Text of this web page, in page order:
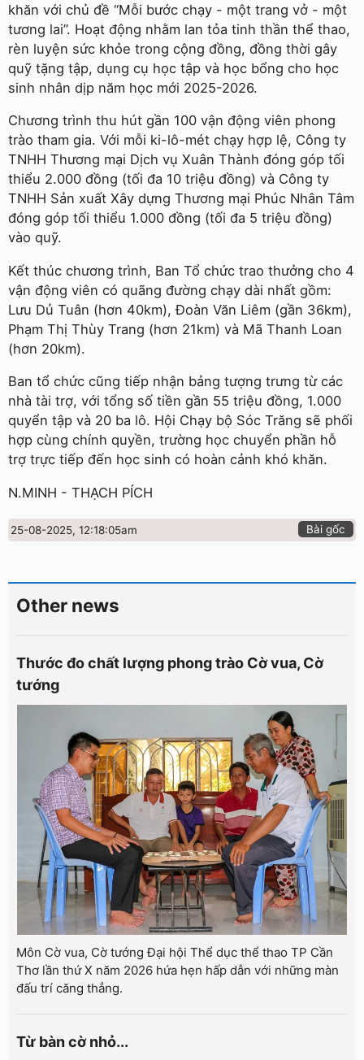
khăn với chủ đề “Mỗi bước chạy - một trang vở - một
tương lai”. Hoạt động nhằm lan tỏa tinh thần thể thao,
rèn luyện sức khỏe trong cộng đồng, đồng thời gây
quỹ tặng tập, dụng cụ học tập và học bổng cho học
sinh nhân dịp năm học mới 2025-2026.
Chương trình thu hút gần 100 vận động viên phong
trào tham gia. Với mỗi ki-lô-mét chạy hợp lệ, Công ty
TNHH Thương mại Dịch vụ Xuân Thành đóng góp tối
thiểu 2.000 đồng (tối đa 10 triệu đồng) và Công ty
TNHH Sản xuất Xây dựng Thương mại Phúc Nhân Tâm
đóng góp tối thiểu 1.000 đồng (tối đa 5 triệu đồng)
vào quỹ.
Kết thúc chương trình, Ban Tổ chức trao thưởng cho 4
vận động viên có quãng đường chạy dài nhất gồm:
Lưu Dủ Tuân (hơn 40km), Đoàn Văn Liêm (gần 36km),
Phạm Thị Thùy Trang (hơn 21km) và Mã Thanh Loan
(hơn 20km).
Ban tổ chức cũng tiếp nhận bảng tượng trưng từ các
nhà tài trợ, với tổng số tiền gần 55 triệu đồng, 1.000
quyển tập và 20 ba lô. Hội Chạy bộ Sóc Trăng sẽ phối
hợp cùng chính quyền, trường học chuyển phần hỗ
trợ trực tiếp đến học sinh có hoàn cảnh khó khăn.
N.MINH - THẠCH PÍCH
25-08-2025, 12:18:05am Bài gốc
Other news
Thước đo chất lượng phong trào Cờ vua, Cờ
tướng
Môn Cờ vua, Cờ tướng Đại hội Thể dục thể thao TP Cần
Thơ lần thứ X năm 2026 hứa hẹn hấp dẫn với những màn
đấu trí căng thẳng.
Từ bàn cờ nhỏ...